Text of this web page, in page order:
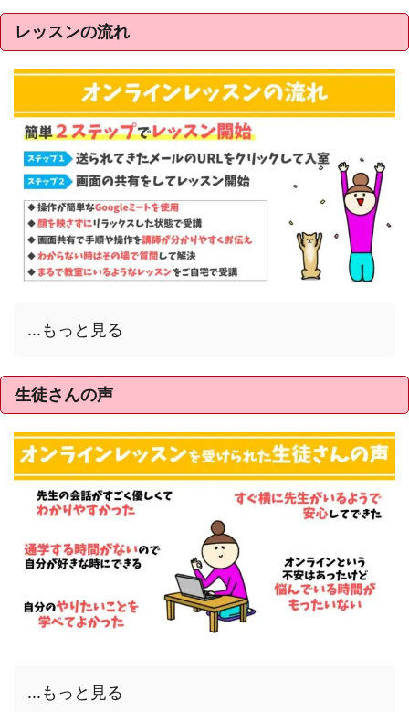
レッスンの流れ
...もっと見る
生徒さんの声
...もっと見る